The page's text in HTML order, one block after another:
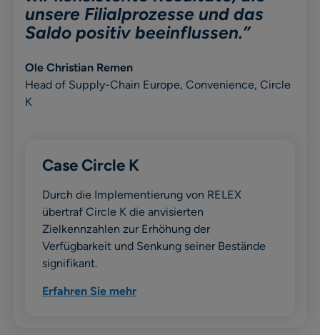
unsere Filialprozesse und das
Saldo positiv beeinflussen.”
Ole Christian Remen
Head of Supply-Chain Europe, Convenience, Circle
K
Case Circle K
Durch die Implementierung von RELEX
übertraf Circle K die anvisierten
Zielkennzahlen zur Erhöhung der
Verfügbarkeit und Senkung seiner Bestände
signifikant.
Erfahren Sie mehr